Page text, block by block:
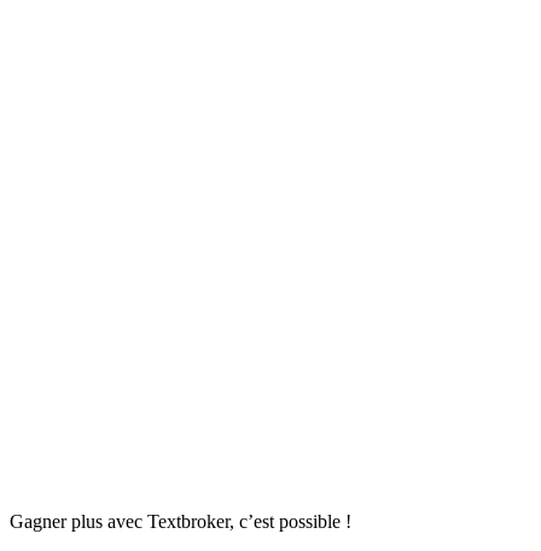
Gagner plus avec Textbroker, c’est possible !